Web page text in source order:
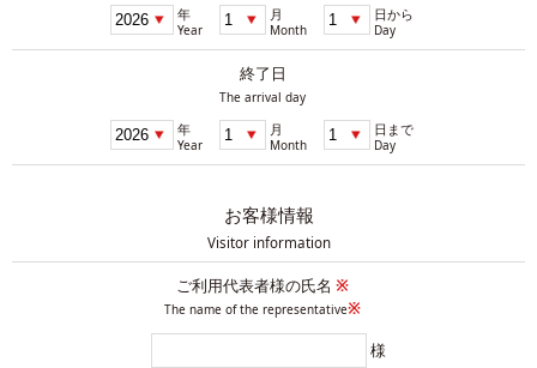
年
Year
月
Month
日から
Day
終了日
The arrival day
年
Year
月
Month
日まで
Day
お客様情報
Visitor information
ご利用代表者様の氏名 ※
The name of the representative※
様